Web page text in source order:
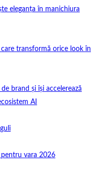
eleganța în manichiura
transformă orice look în
brand și își accelerează
AI
pentru vara 2026